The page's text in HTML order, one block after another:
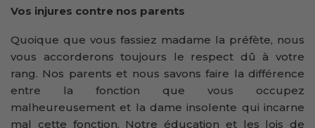
Vos injures contre nos parents
Quoique que vous fassiez madame la préfète, nous
vous accorderons toujours le respect dû à votre
rang. Nos parents et nous savons faire la différence
entre la fonction que vous occupez
malheureusement et la dame insolente qui incarne
mal cette fonction. Notre éducation et les lois de